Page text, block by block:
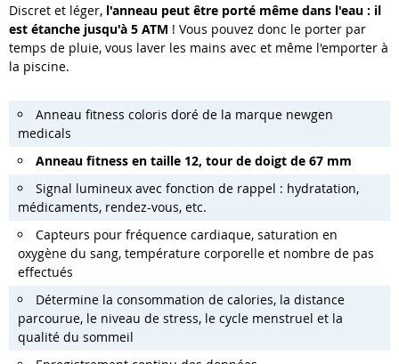
Discret et léger, l'anneau peut être porté même dans l'eau : il
est étanche jusqu'à 5 ATM ! Vous pouvez donc le porter par
temps de pluie, vous laver les mains avec et même l'emporter à
la piscine.
Anneau fitness coloris doré de la marque newgen
medicals
Anneau fitness en taille 12, tour de doigt de 67 mm
Signal lumineux avec fonction de rappel : hydratation,
médicaments, rendez-vous, etc.
Capteurs pour fréquence cardiaque, saturation en
oxygène du sang, température corporelle et nombre de pas
effectués
Détermine la consommation de calories, la distance
parcourue, le niveau de stress, le cycle menstruel et la
qualité du sommeil